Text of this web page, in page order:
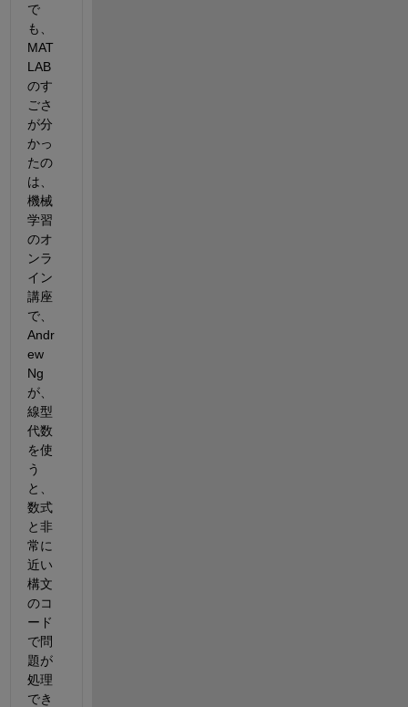
で
も、
MAT
LAB
のす
ごさ
が分
かっ
たの
は、
機械
学習
のオ
ンラ
イン
講座
で、
Andr
ew
Ng
が、
線型
代数
を使
う
と、
数式
と非
常に
近い
構文
のコ
ード
で問
題が
処理
でき